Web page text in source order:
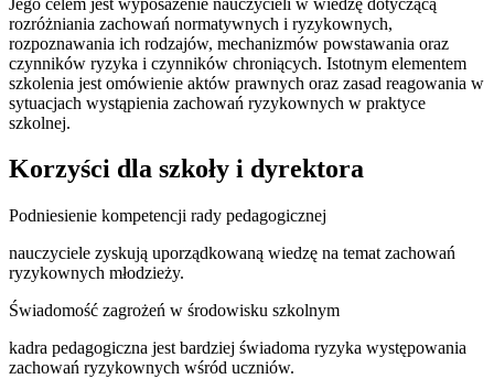
rozróżniania zachowań normatywnych i ryzykownych,
rozpoznawania ich rodzajów, mechanizmów powstawania oraz
czynników ryzyka i czynników chroniących. Istotnym elementem
szkolenia jest omówienie aktów prawnych oraz zasad reagowania w
sytuacjach wystąpienia zachowań ryzykownych w praktyce
szkolnej.
Korzyści dla szkoły i dyrektora
Podniesienie kompetencji rady pedagogicznej
nauczyciele zyskują uporządkowaną wiedzę na temat zachowań
ryzykownych młodzieży.
Świadomość zagrożeń w środowisku szkolnym
kadra pedagogiczna jest bardziej świadoma ryzyka występowania
zachowań ryzykownych wśród uczniów.